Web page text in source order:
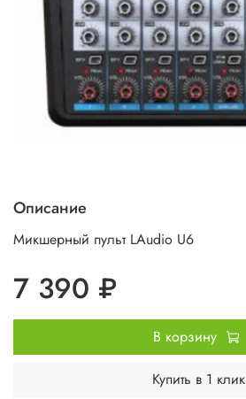
Описание
Микшерный пульт LAudio U6
7 390 ₽
В корзину
Купить в 1 клик